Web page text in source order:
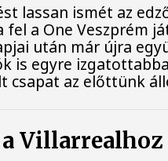
lassan ismét az
fel a One Veszprém
után már újra
is egyre
csapat az előttünk
a